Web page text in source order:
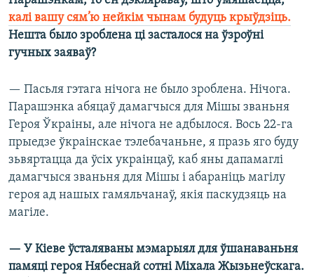
калі вашу сям’ю нейкім чынам будуць крыўдзіць.
Нешта было зроблена ці засталося на ўзроўні
гучных заяваў?
— Пасьля гэтага нічога не было зроблена. Нічога.
Парашэнка абяцаў дамагчыся для Мішы званьня
Героя Ўкраіны, але нічога не адбылося. Вось 22-га
прыедзе ўкраінскае тэлебачаньне, я празь яго буду
зьвяртацца да ўсіх украінцаў, каб яны дапамаглі
дамагчыся званьня для Мішы і абараніць магілу
героя ад нашых гамяльчанаў, якія паскудзяць на
магіле.
— У Кіеве ўсталяваны мэмарыял для ўшанаваньня
памяці героя Нябеснай сотні Міхала Жызьнеўскага.